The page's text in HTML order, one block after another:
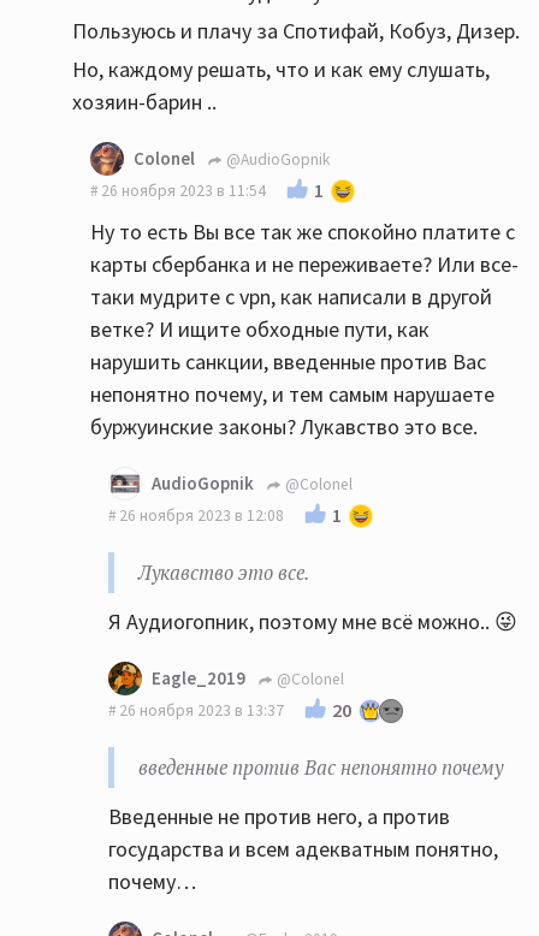
Пользуюсь и плачу за Спотифай, Кобуз, Дизер.
Но, каждому решать, что и как ему слушать,
хозяин-барин ..
Colonel
@AudioGopnik
26 ноября 2023 в 11:54
1
Ну то есть Вы все так же спокойно платите с
карты сбербанка и не переживаете? Или все-
таки мудрите с vpn, как написали в другой
ветке? И ищите обходные пути, как
нарушить санкции, введенные против Вас
непонятно почему, и тем самым нарушаете
буржуинские законы? Лукавство это все.
AudioGopnik
@Colonel
26 ноября 2023 в 12:08
1
Лукавство это все.
Я Аудиогопник, поэтому мне всё можно.. 😜
Eagle_2019
@Colonel
26 ноября 2023 в 13:37
20
введенные против Вас непонятно почему
Введенные не против него, а против
государства и всем адекватным понятно,
почему…